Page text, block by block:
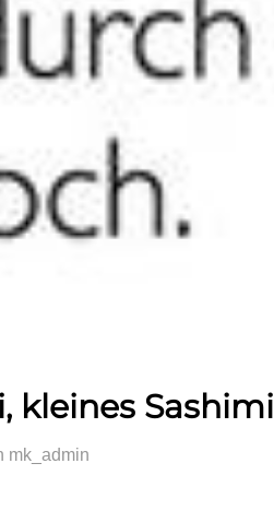
kleines Sashimi
mk_admin